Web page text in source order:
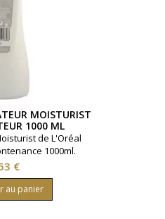
MOISTURIST
1000 ML
de L'Oréal
1000ml.
€
au panier